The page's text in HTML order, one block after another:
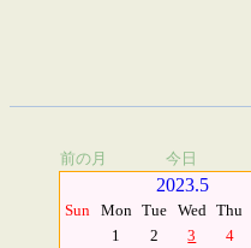
前の月 今日
2023.5
Sun Mon Tue Wed Thu
1
2 3 4